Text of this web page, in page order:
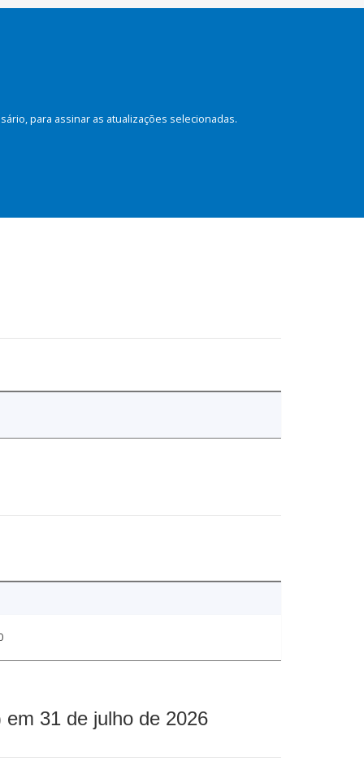
para assinar as atualizações selecionadas.
31 de julho de 2026